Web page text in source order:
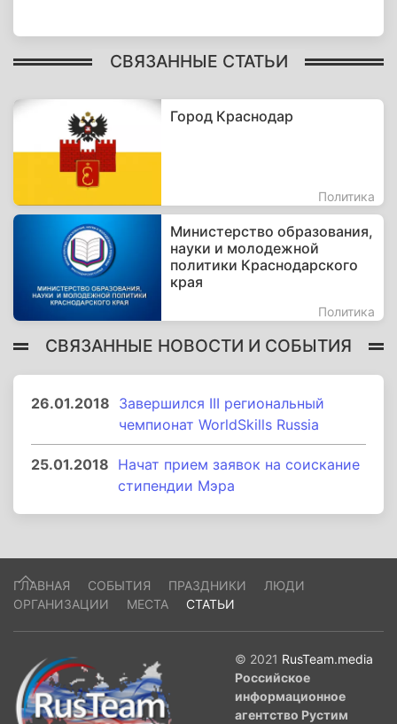
СВЯЗАННЫЕ СТАТЬИ
Город Краснодар
Политика
Министерство образования,
науки и молодежной
политики Краснодарского
края
Политика
СВЯЗАННЫЕ НОВОСТИ И СОБЫТИЯ
26.01.2018 Завершился III региональный
чемпионат WorldSkills Russia
25.01.2018 Начат прием заявок на соискание
стипендии Мэра
ГЛАВНАЯ СОБЫТИЯ ПРАЗДНИКИ
ЛЮДИ
ОРГАНИЗАЦИИ
МЕСТА СТАТЬИ
© 2021 RusTeam.media
Российское
информационное
агентство Рустим